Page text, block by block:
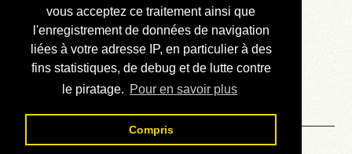
vous acceptez ce traitement ainsi que
l'enregistrement de données de navigation
liées à votre adresse IP, en particulier à des
fins statistiques, de debug et de lutte contre
le piratage. Pour en savoir plus
Compris
Annonces
Liens externes
Téléchargement
Contact